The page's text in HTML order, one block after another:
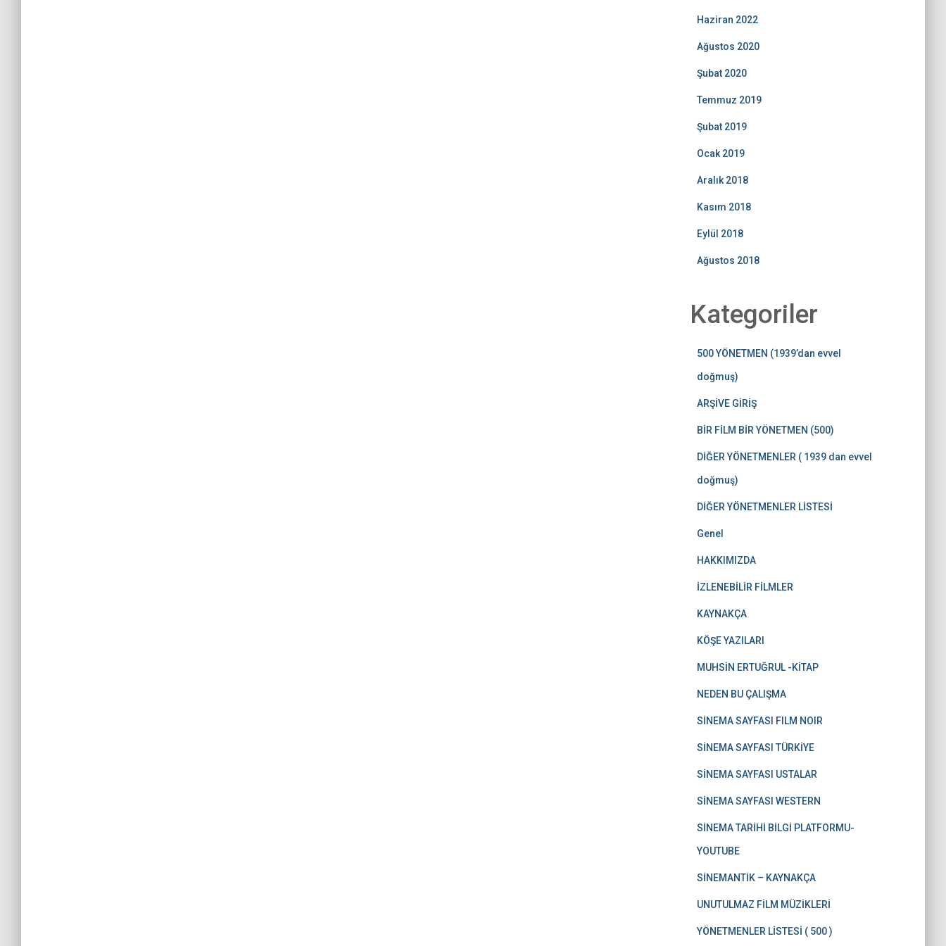
Haziran 2022
Ağustos 2020
Şubat 2020
Temmuz 2019
Şubat 2019
Ocak 2019
Aralık 2018
Kasım 2018
Eylül 2018
Ağustos 2018
Kategoriler
500 YÖNETMEN (1939’dan evvel
doğmuş)
ARŞİVE GİRİŞ
BİR FİLM BİR YÖNETMEN (500)
DİĞER YÖNETMENLER ( 1939 dan evvel
doğmuş)
DİĞER YÖNETMENLER LİSTESİ
Genel
HAKKIMIZDA
İZLENEBİLİR FİLMLER
KAYNAKÇA
KÖŞE YAZILARI
MUHSİN ERTUĞRUL -KİTAP
NEDEN BU ÇALIŞMA
SİNEMA SAYFASI FILM NOIR
SİNEMA SAYFASI TÜRKİYE
SİNEMA SAYFASI USTALAR
SİNEMA SAYFASI WESTERN
SİNEMA TARİHİ BİLGİ PLATFORMU-
YOUTUBE
SİNEMANTİK – KAYNAKÇA
UNUTULMAZ FİLM MÜZİKLERİ
YÖNETMENLER LİSTESİ ( 500 )